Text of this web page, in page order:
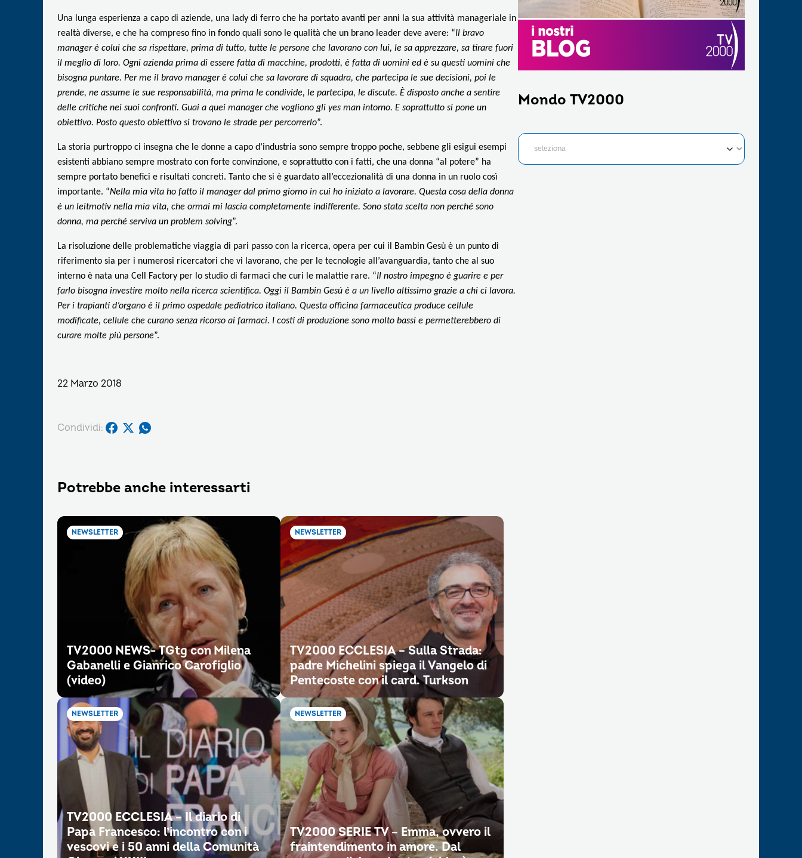
Una lunga esperienza a capo di aziende, una lady di ferro che ha portato avanti per anni la sua attività manageriale in
realtà diverse, e che ha compreso fino in fondo quali sono le qualità che un brano leader deve avere: “Il bravo
manager è colui che sa rispettare, prima di tutto, tutte le persone che lavorano con lui, le sa apprezzare, sa tirare fuori
il meglio di loro. Ogni azienda prima di essere fatta di macchine, prodotti, è fatta di uomini ed è su questi uomini che
bisogna puntare. Per me il bravo manager è colui che sa lavorare di squadra, che partecipa le sue decisioni, poi le
prende, ne assume le sue responsabilità, ma prima le condivide, le partecipa, le discute. È disposto anche a sentire
delle critiche nei suoi confronti. Guai a quei manager che vogliono gli yes man intorno. E soprattutto si pone un
obiettivo. Posto questo obiettivo si trovano le strade per percorrerlo”.
La storia purtroppo ci insegna che le donne a capo d’industria sono sempre troppo poche, sebbene gli esigui esempi
esistenti abbiano sempre mostrato con forte convinzione, e soprattutto con i fatti, che una donna “al potere” ha
sempre portato benefici e risultati concreti. Tanto che si è guardato all’eccezionalità di una donna in un ruolo così
importante. “Nella mia vita ho fatto il manager dal primo giorno in cui ho iniziato a lavorare. Questa cosa della donna
è un leitmotiv nella mia vita, che ormai mi lascia completamente indifferente. Sono stata scelta non perché sono
donna, ma perché serviva un problem solving”.
La risoluzione delle problematiche viaggia di pari passo con la ricerca, opera per cui il Bambin Gesù è un punto di
riferimento sia per i numerosi ricercatori che vi lavorano, che per le tecnologie all’avanguardia, tanto che al suo
interno è nata una Cell Factory per lo studio di farmaci che curi le malattie rare. “Il nostro impegno è guarire e per
farlo bisogna investire molto nella ricerca scientifica. Oggi il Bambin Gesù è a un livello altissimo grazie a chi ci lavora.
Per i trapianti d’organo è il primo ospedale pediatrico italiano. Questa officina farmaceutica produce cellule
modificate, cellule che curano senza ricorso ai farmaci. I costi di produzione sono molto bassi e permetterebbero di
curare molte più persone”.
22 Marzo 2018
Condividi:
Potrebbe anche interessarti
NEWSLETTER
TV2000 NEWS- TGtg con Milena
Gabanelli e Gianrico Carofiglio
(video)
NEWSLETTER
TV2000 ECCLESIA – Sulla Strada:
padre Michelini spiega il Vangelo di
Pentecoste con il card. Turkson
NEWSLETTER
TV2000 ECCLESIA – Il diario di
Papa Francesco: l’incontro con i
vescovi e i 50 anni della Comunità
NEWSLETTER
TV2000 SERIE TV – Emma, ovvero il
fraintendimento in amore. Dal
Mondo TV2000